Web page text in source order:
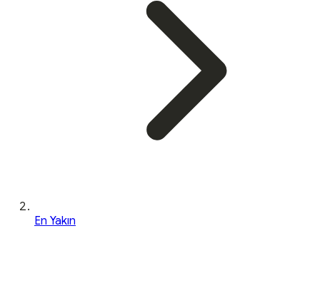
En Yakın